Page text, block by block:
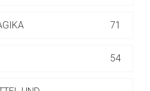
71
54
rote-liste.de Zur Seite